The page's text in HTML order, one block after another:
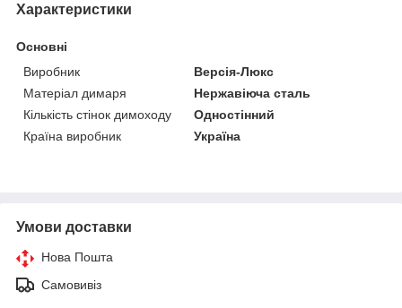
Характеристики
Основні
Виробник
Версія-Люкс
Матеріал димаря
Нержавіюча сталь
Кількість стінок димоходу
Одностінний
Країна виробник
Україна
Умови доставки
Нова Пошта
Самовивіз